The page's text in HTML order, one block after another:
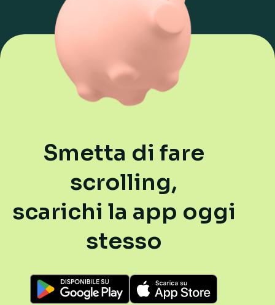
Smetta di fare
scrolling,
scarichi la app oggi
stesso